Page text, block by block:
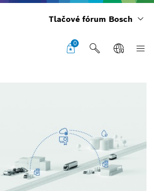
Tlačové fórum Bosch
0